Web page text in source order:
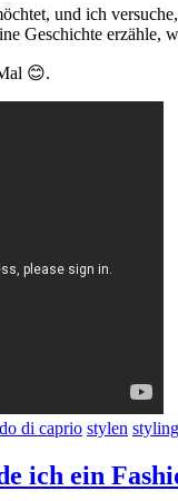
und ich
Geschichte
😊.
di caprio stylen
ich ein